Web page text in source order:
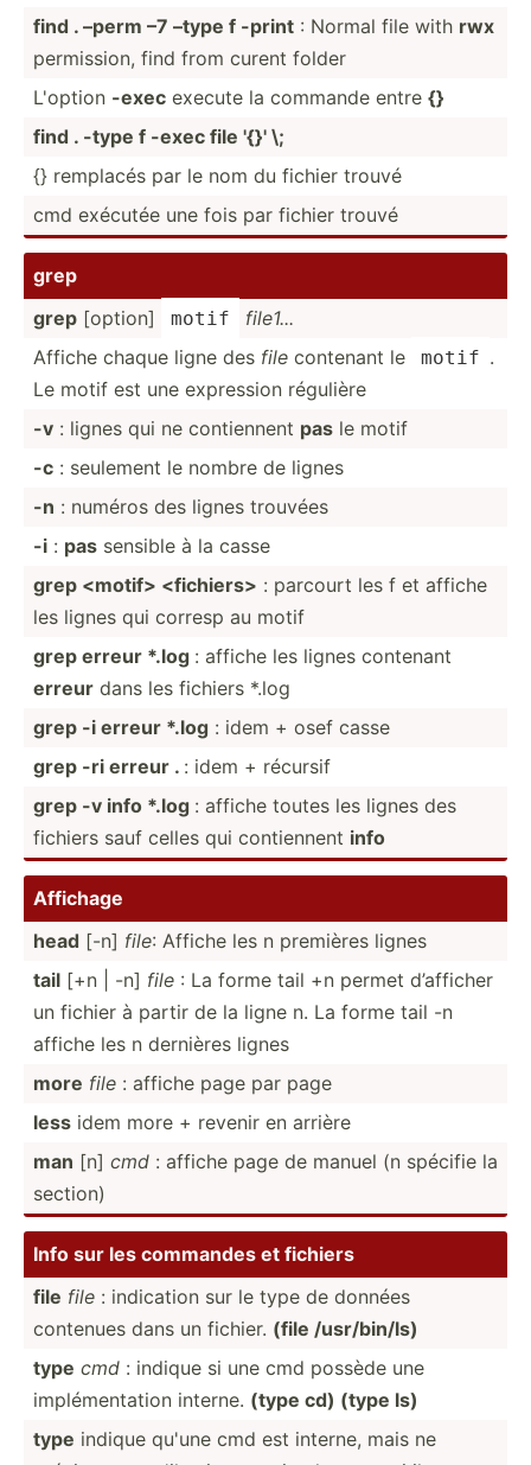
find . –perm –7 –type f -print : Normal file with rwx
permis­sion, find from curent folder
L'option -exec execute la commande entre {}
find . -type f -exec file '{}' \;
{} remplacés par le nom du fichier trouvé
cmd exécutée une fois par fichier trouvé
grep
grep [option] motif
file1...
Affiche chaque ligne des file contenant le motif .
Le motif est une expression régulière
-v : lignes qui ne contie­nnent pas le motif
-c : seulement le nombre de lignes
-n : numéros des lignes trouvées
-i : pas sensible à la casse
grep <mo­tif> <fi­chi­ers> : parcourt les f et affiche
les lignes qui corresp au motif
grep erreur *.log : affiche les lignes contenant
erreur dans les fichiers *.log
grep -i erreur *.log : idem + osef casse
grep -ri erreur . : idem + récursif
grep -v info *.log : affiche toutes les lignes des
fichiers sauf celles qui contie­nnent info
Affichage
head [-n] file: Affiche les n premières lignes
tail [+n | -n] file : La forme tail +n permet d’afficher
un fichier à partir de la ligne n. La forme tail -n
affiche les n dernières lignes
more file : affiche page par page
less idem more + revenir en arrière
man [n] cmd : affiche page de manuel (n spécifie la
section)
Info sur les commandes et fichiers
file file : indication sur le type de données
contenues dans un fichier. (file /usr/b­in/ls)
type cmd : indique si une cmd possède une
implém­ent­ation interne. (type cd) (type ls)
type indique qu'une cmd est interne, mais ne